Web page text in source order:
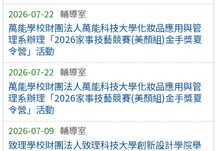
2026-07-22 輔導室
萬能學校財團法人萬能科技大學化妝品應用與管
理系辦理「2026家事技藝競賽(美顏組)金手獎夏
令營」活動
2026-07-22 輔導室
萬能學校財團法人萬能科技大學化妝品應用與管
理系辦理「2026家事技藝競賽(美顏組)金手獎夏
令營」活動
2026-07-09 輔導室
致理學校財團法人致理科技大學創新設計學院舉